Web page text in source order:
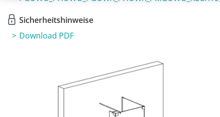
Sicherheitshinweise
Download PDF